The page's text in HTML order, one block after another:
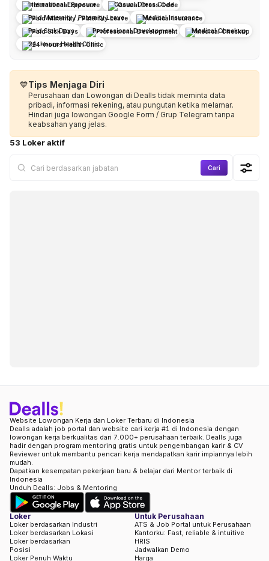
International Exposure
Casual Dress Code
Paid Maternity / Paternity Leave
Medical Insurance
Paid Sick Days
Professional Development
Medical Checkup
24-hours Health Clinic
💙Tips Menjaga Diri
Perusahaan dan Lowongan di Dealls tidak meminta data
pribadi, informasi rekening, atau pungutan ketika melamar.
Hindari juga lowongan Google Form / Grup Telegram tanpa
keabsahan yang jelas.
53 Loker aktif
Cari
Website Lowongan Kerja dan Loker Terbaru di Indonesia
Dealls adalah job portal dan website cari kerja #1 di Indonesia dengan
lowongan kerja berkualitas dari 7.000+ perusahaan terbaik. Dealls juga
hadir dengan program mentoring gratis untuk pengembangan karir & CV
Reviewer untuk membantu pencari kerja mendapatkan karir impiannya lebih
mudah.
Dapatkan kesempatan pekerjaan baru & belajar dari Mentor terbaik di
Indonesia
Unduh Dealls: Jobs & Mentoring
Loker
Loker berdasarkan Industri
Loker berdasarkan Lokasi
Loker berdasarkan
Posisi
Loker Penuh Waktu
Untuk Perusahaan
ATS & Job Portal untuk Perusahaan
Kantorku: Fast, reliable & intuitive
HRIS
Jadwalkan Demo
Harga